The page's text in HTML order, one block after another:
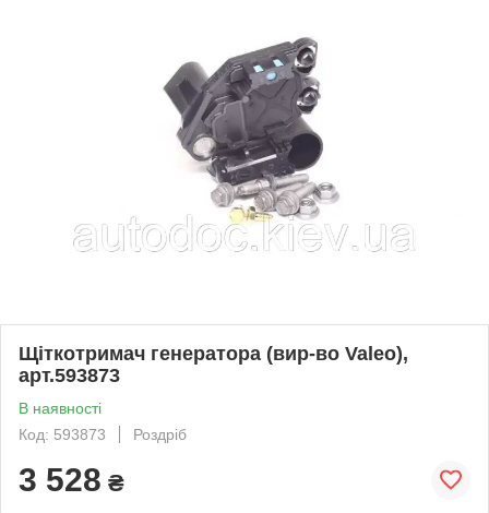
Щіткотримач генератора (вир-во Valeo),
арт.593873
В наявності
Код: 593873
Роздріб
3 528 ₴